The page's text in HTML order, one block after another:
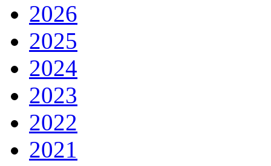
2026
2025
2024
2023
2022
2021